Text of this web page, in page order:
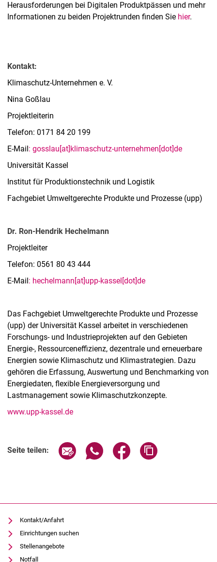
Herausforderungen bei Digitalen Produktpässen und mehr
Informationen zu beiden Projektrunden finden Sie hier.
Kontakt:
Klimaschutz-Unternehmen e. V.
Nina Goßlau
Projektleiterin
Telefon: 0171 84 20 199
E-Mail : gosslau[at]klimaschutz-unternehmen[dot]de
Universität Kassel
Institut für Produktionstechnik und Logistik
Fachgebiet Umweltgerechte Produkte und Prozesse (upp)
Dr. Ron-Hendrik Hechelmann
Projektleiter
Telefon: 0561 80 43 444
E-Mail : hechelmann[at]upp-kassel[dot]de
Das Fachgebiet Umweltgerechte Produkte und Prozesse
(upp) der Universität Kassel arbeitet in verschiedenen
Forschungs- und Industrieprojekten auf den Gebieten
Energie-, Ressourceneffizienz, dezentrale und erneuerbare
Energien sowie Klimaschutz und Klimastrategien. Dazu
gehören die Erfassung, Auswertung und Benchmarking von
Energiedaten, flexible Energieversorgung und
Lastmanagement sowie Klimaschutzkonzepte.
www.upp-kassel.de
Seite teilen: Seite über E-Mail teilen
Seite über WhatsApp teilen
Seite über Facebook
Kontakt/Anfahrt
Einrichtungen suchen
Stellenangebote
Notfall